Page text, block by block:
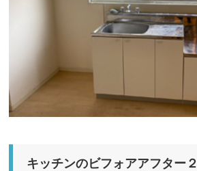
キッチンのビフォアアフター２